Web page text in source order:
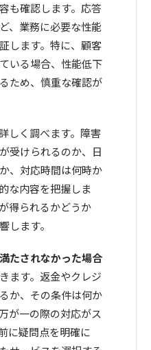
も確認します。応答
、業務に必要な性能
します。特に、顧客
いる場合、性能低下
ため、慎重な確認が
しく調べます。障害
受けられるのか、日
、対応時間は何時か
な内容を把握しま
得られるかどうか
します。
たされなかった場合
ます。返金やクレジ
か、その条件は何か
が一の際の対応がス
に疑問点を明確に